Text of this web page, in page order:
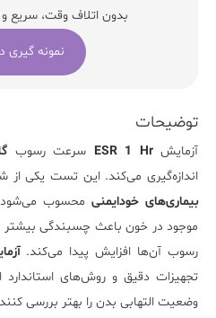
توضیحات
آزمایشESR 1 Hr سرعت رسوب
اندازه‌گیری می‌کند. این تست یکی
بیماری‌های خودایمنیمحسوب می‌شود.
موجود در خون باعث چسبندگی
رسوب آن‌ها افزایش پیدا می‌کند.
تجهیزات دقیق و روش‌های استاندارد
وضعیت التهابی بدن را بهتر بررسی
بدون اتلاف وقت، سریع
نمونه گیری